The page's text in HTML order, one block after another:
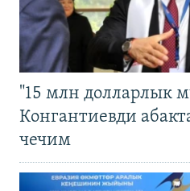
"15 млн долларлык
Конгантиевди
чечим